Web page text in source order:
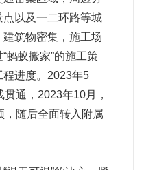
以及一二环路等城
筑物密集，施工场
蚂蚁搬家”的施工策
进度。2023年5
通，2023年10月，
，随后全面转入附属